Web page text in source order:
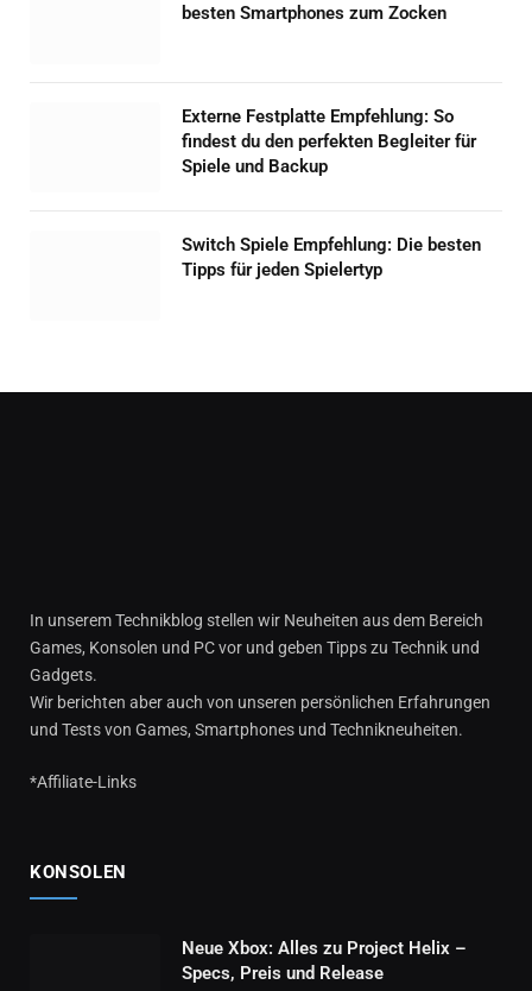
besten Smartphones zum Zocken
Externe Festplatte Empfehlung: So
findest du den perfekten Begleiter für
Spiele und Backup
Switch Spiele Empfehlung: Die besten
Tipps für jeden Spielertyp
In unserem Technikblog stellen wir Neuheiten aus dem Bereich
Games, Konsolen und PC vor und geben Tipps zu Technik und
Gadgets.
Wir berichten aber auch von unseren persönlichen Erfahrungen
und Tests von Games, Smartphones und Technikneuheiten.
*Affiliate-Links
KONSOLEN
Neue Xbox: Alles zu Project Helix –
Specs, Preis und Release